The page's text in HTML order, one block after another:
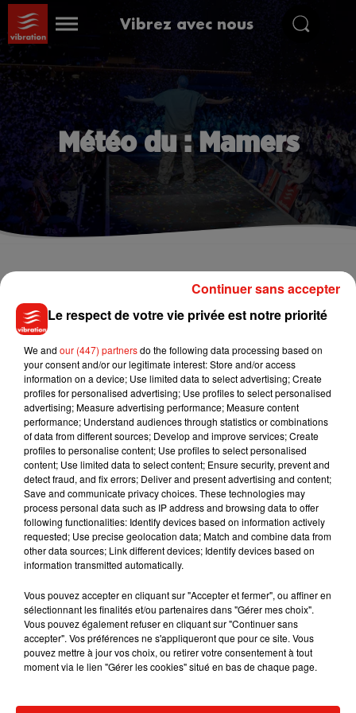
Vibrez avec nous
Météo du : Mamers
°
°
°
°
°
°
°
La météo des autres villesAngersArgenton sur Creuse
AutunAuxerreBloisBourgesChâteau-ChinonChâteaudun
ChâteaurouxClunyDourdanEtampesGienIssoudun
MâconNantesNeversNogent-le-RotrouOrléansPithiviers
Le respect de votre vie privée est notre priorité
We and our (447) partnersdo the following data processing based on
your consent and/or our legitimate interest: Store and/or access
information on a device; Use limited data to select advertising; Create
profiles for personalised advertising; Use profiles to select personalised
advertising; Measure advertising performance; Measure content
performance; Understand audiences through statistics or combinations
of data from different sources; Develop and improve services; Create
profiles to personalise content; Use profiles to select personalised
content; Use limited data to select content; Ensure security, prevent and
detect fraud, and fix errors; Deliver and present advertising and content;
Save and communicate privacy choices. These technologies may
process personal data such as IP address and browsing data to offer
following functionalities: Identify devices based on information actively
requested; Use precise geolocation data; Match and combine data from
other data sources; Link different devices; Identify devices based on
information transmitted automatically.
Vous pouvez accepter en cliquant sur "Accepter et fermer", ou affiner en
sélectionnant les finalités et/ou partenaires dans "Gérer mes choix".
Vous pouvez également refuser en cliquant sur "Continuer sans
accepter". Vos préférences ne s'appliqueront que pour ce site. Vous
pouvez mettre à jour vos choix, ou retirer votre consentement à tout
moment via le lien "Gérer les cookies" situé en bas de chaque page.
Continuer sans accepter